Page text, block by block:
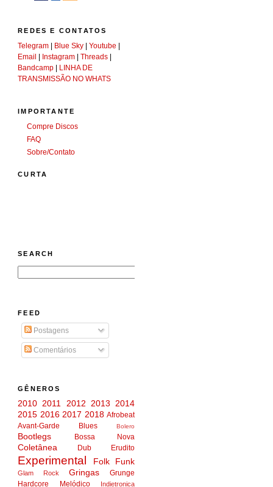
REDES E CONTATOS
Telegram | Blue Sky |Youtube |
Email | Instagram |Threads |
Bandcamp | LINHA DE
TRANSMISSÃO NO WHATS
IMPORTANTE
Compre Discos
FAQ
Sobre/Contato
CURTA
SEARCH
FEED
Postagens
Comentários
GÊNEROS
2010 2011 2012 2013 2014
2015 2016 2017 2018 Afrobeat
Avant-Garde
Blues Bolero
Bootlegs Bossa Nova
Coletânea Dub Erudito
Experimental Folk Funk
Glam Rock Gringas
Grunge
Hardcore Melódico
Indietronica